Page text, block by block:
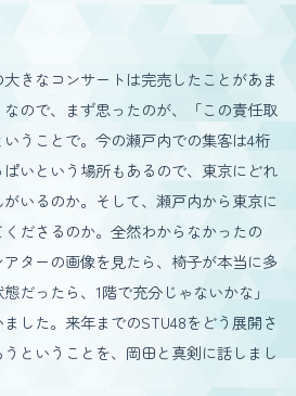
きなコンサートは完売したことがあま
なので、まず思ったのが、「この責任取
うことで。今の瀬戸内での集客は4桁
いという場所もあるので、東京にどれ
がいるのか。そして、瀬戸内から東京に
くださるのか。全然わからなかったの
ターの画像を見たら、椅子が本当に多
だったら、1階で充分じゃないかな」
した。来年までのSTU48をどう展開さ
ということを、岡田と真剣に話しまし